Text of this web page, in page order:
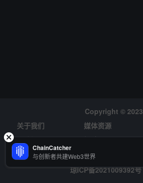
Copyright © 2023
关于我们
媒体资源
风险提示
招聘
琼ICP备2021009392号
ChainCatcher
与创新者共建Web3世界